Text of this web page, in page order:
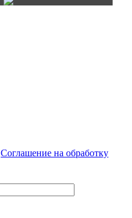
Соглашение на обработку